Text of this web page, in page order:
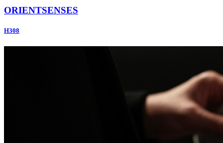
ORIENTSENSES
H308